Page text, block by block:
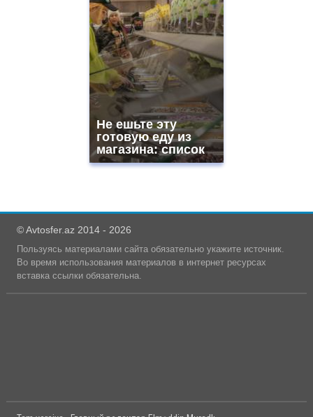
Не ешьте эту
готовую еду из
магазина: список
© Avtosfer.az 2014 - 2026
Пользуясь материалами сайта обязательно укажите источник.
Во время использования материалов в интернет ресурсах
вставка ссылки обязательна.